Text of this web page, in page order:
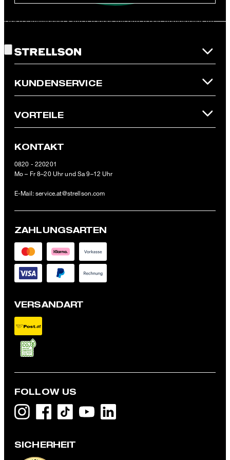
€ 119,95
Diese Einwilligung kann ich jederzeit durch den Abmeldelink im
widerrufen.
* Pflichtfeld
**Der 10 € Gutschein ist einmalig ab einem Mindestbestellwert von
100 € (Wert nach Abzug von Retouren/Warenrückgaben) im
KUNDENSERVICE
VORTEILE
KONTAKT
0820 - 220201
Mo – Fr 8–20 Uhr und Sa 9–12 Uhr
E-Mail:service.at@strellson.com
ZAHLUNGSARTEN
VERSANDART
FOLLOW US
SICHERHEIT